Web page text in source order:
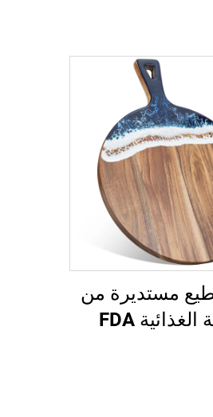
مستديرة من
الدرجة الغذائية FDA